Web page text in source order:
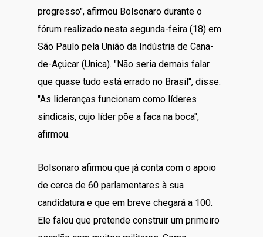
progresso", afirmou Bolsonaro durante o
fórum realizado nesta segunda-feira (18) em
São Paulo pela União da Indústria de Cana-
de-Açúcar (Unica). "Não seria demais falar
que quase tudo está errado no Brasil", disse.
"As lideranças funcionam como líderes
sindicais, cujo líder põe a faca na boca",
afirmou.
Bolsonaro afirmou que já conta com o apoio
de cerca de 60 parlamentares à sua
candidatura e que em breve chegará a 100.
Ele falou que pretende construir um primeiro